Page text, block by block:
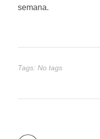
semana.
Tags: No tags